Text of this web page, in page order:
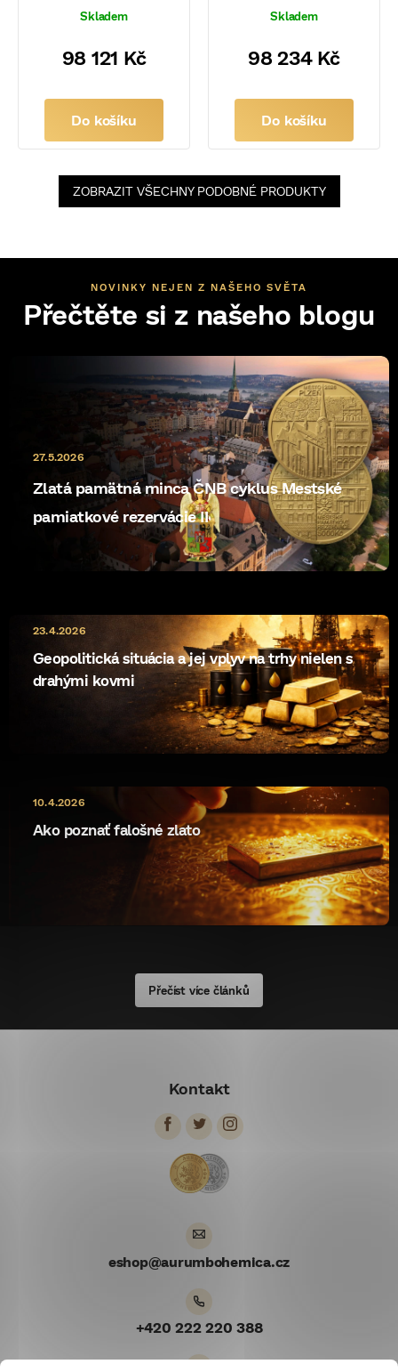
Skladem
98 121 Kč
Do košíku
Skladem
98 234 Kč
Do košíku
ZOBRAZIT VŠECHNY PODOBNÉ PRODUKTY
NOVINKY NEJEN Z NAŠEHO SVĚTA
Přečtěte si z našeho blogu
Zlatá pamätná minca ČNB cyklus Mestské
pamiatkové rezervácie II
27.5.2026
Geopolitická situácia a jej vplyv na trhy nielen s
drahými kovmi
23.4.2026
Ako poznať falošné zlato
10.4.2026
Přečíst více článků
Kontakt
eshop@aurumbohemica.cz
+420 222 220 388